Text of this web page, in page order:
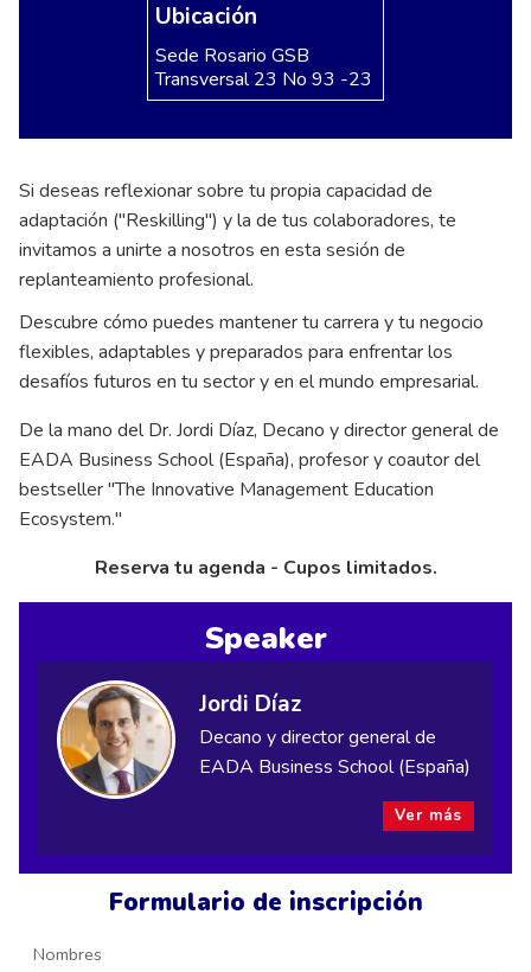
Formulario de inscripción
Nombres
Ubicación
Sede Rosario GSB
Transversal 23 No 93 -23
Si deseas reflexionar sobre tu propia capacidad de
adaptación ("Reskilling") y la de tus colaboradores, te
invitamos a unirte a nosotros en esta sesión de
replanteamiento profesional.
Descubre cómo puedes mantener tu carrera y tu negocio
flexibles, adaptables y preparados para enfrentar los
desafíos futuros en tu sector y en el mundo empresarial.
De la mano del Dr. Jordi Díaz, Decano y director general de
EADA Business School (España), profesor y coautor del
bestseller "The Innovative Management Education
Ecosystem."
Reserva tu agenda - Cupos limitados.
Speaker
Jordi Díaz
Decano y director general de
EADA Business School (España)
Ver más